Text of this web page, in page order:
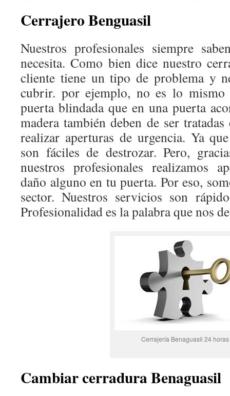
Cerrajero Benguasil
Nuestros profesionales siempre
necesita. Como bien dice nuestro
cliente tiene un tipo de problema y
cubrir. por ejemplo, no es lo mismo
puerta blindada que en una puerta
madera también deben de ser
realizar aperturas de urgencia. Ya
son fáciles de destrozar. Pero,
nuestros profesionales realizamos
daño alguno en tu puerta. Por eso,
sector. Nuestros servicios son
Profesionalidad es la palabra que nos
Cerrajería Benaguasil 24 horas
Cambiar cerradura Benaguasil